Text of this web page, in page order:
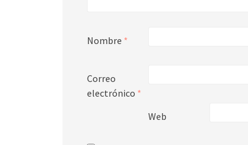
Nombre *
Correo
electrónico *
Web